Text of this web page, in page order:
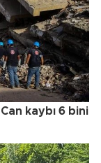
kaybı 6 bini